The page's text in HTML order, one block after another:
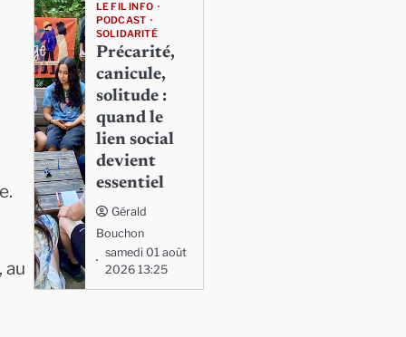
au
LE FIL INFO
PODCAST
SOLIDARITÉ
Précarité,
canicule,
solitude :
quand le
lien social
devient
essentiel
Gérald
Bouchon
samedi 01 août
2026 13:25